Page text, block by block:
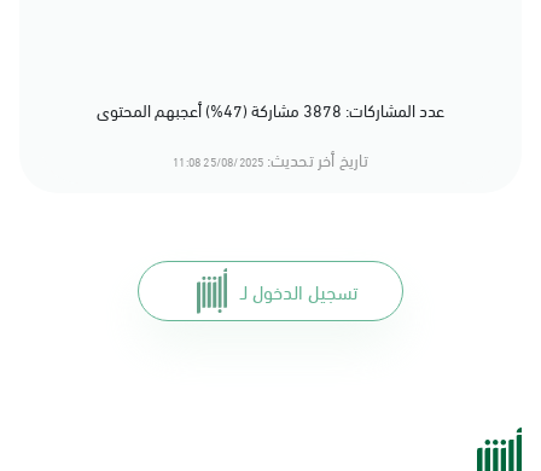
عدد المشاركات: 3878 مشاركة (47%) أعجبهم المحتوى
تاريخ أخر تحديث: 25/08/2025 11:08
تسجيل الدخول لـ